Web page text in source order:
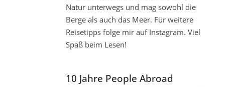
Natur unterwegs und mag sowohl die
Berge als auch das Meer. Für weitere
Reisetipps folge mir auf Instagram. Viel
Spaß beim Lesen!
10 Jahre People Abroad